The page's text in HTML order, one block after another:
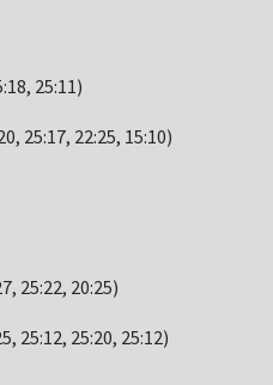
25:11)
25:17, 22:25, 15:10)
25:22, 20:25)
25:12, 25:20, 25:12)